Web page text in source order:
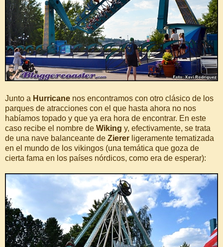
Junto a Hurricane nos encontramos con otro clásico de los
parques de atracciones con el que hasta ahora no nos
habíamos topado y que ya era hora de encontrar. En este
caso recibe el nombre de Wiking y, efectivamente, se trata
de una nave balanceante de Zierer ligeramente tematizada
en el mundo de los vikingos (una temática que goza de
cierta fama en los países nórdicos, como era de esperar):